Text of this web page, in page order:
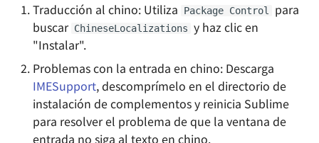
Homelab - Stirling-PDF:
una versátil caja de
PDF
Homelab - Herramienta
extracción de favicon de
sitios web iconserver
Normas de escritura de
documentos técnicos
Cómo usar LaTeX en
Markdown
Deja tus recuerdos en
Traducción al chino: Utiliza Package Control
para
buscar ChineseLocalizations y haz clic en
"Instalar".
Problemas con la entrada en chino: Descarga
IMESupport, descomprímelo en el directorio de
instalación de complementos y reinicia Sublime
para resolver el problema de que la ventana de
entrada no siga al texto en chino.